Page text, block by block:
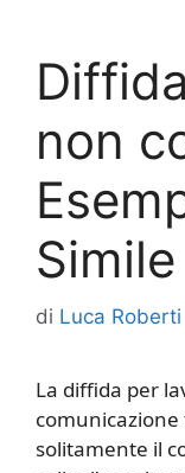
non
di Luca Roberti
La diffida per
solitamente il